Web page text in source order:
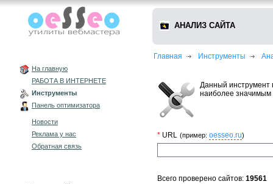
На главную
РАБОТА В ИНТЕРНЕТЕ
Инструменты
Панель оптимизатора
Новости
Реклама у нас
Обратная связь
АНАЛИЗ САЙТА
Главная Инструменты
Данный
наиболее значимым
* URL (пример: oesseo.ru)
Всего проверено сайтов: 19561